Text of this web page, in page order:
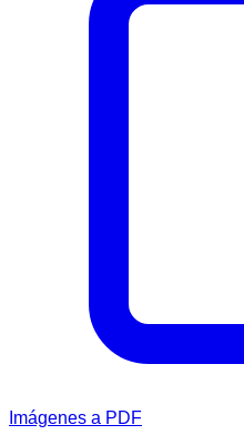
Imágenes a PDF